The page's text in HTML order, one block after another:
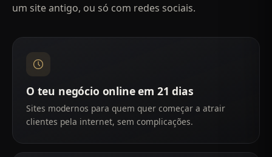
um site antigo, ou só com redes sociais.
O teu negócio online em 21 dias
Sites modernos para quem quer começar a atrair
clientes pela internet, sem complicações.